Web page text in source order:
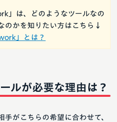
」は、どのようなツールなの
のかを知りたい方はこちら↓
」とは？
ルが必要な理由は？
手がこちらの希望に合わせて、